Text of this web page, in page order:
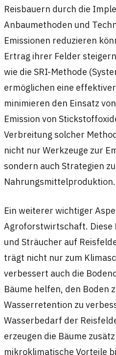
Reisbauern durch die
Anbaumethoden und
Emissionen reduzieren
Ertrag ihrer Felder
wie die SRI-Methode
ermöglichen eine
minimieren den Einsatz
Emission von
Verbreitung solcher
nicht nur Werkzeuge zur
sondern auch Strategien
Nahrungsmittelproduktion.
Ein weiterer wichtiger
Agroforstwirtschaft. Diese
und Sträucher auf
trägt nicht nur zum
verbessert auch die
Bäume helfen, den Boden
Wasserretention zu
Wasserbedarf der
erzeugen die Bäume
mikroklimatische Vorteile